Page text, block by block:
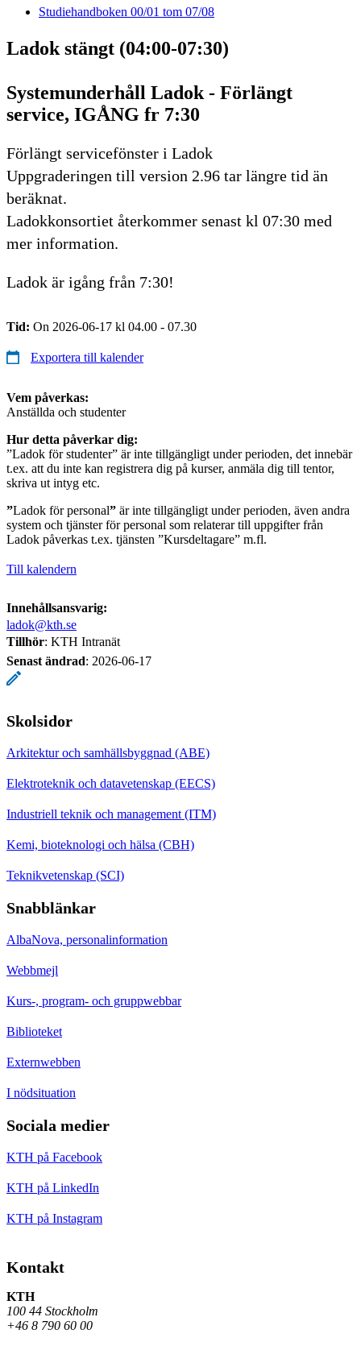
Studiehandboken 00/01 tom 07/08
Ladok stängt (04:00-07:30)
Systemunderhåll Ladok - Förlängt
service, IGÅNG fr 7:30
Förlängt servicefönster i Ladok
Uppgraderingen till version 2.96 tar längre tid än
beräknat.
Ladokkonsortiet återkommer senast kl 07:30 med
mer information.
Ladok är igång från 7:30!
Tid: On 2026-06-17 kl 04.00 - 07.30
Exportera till kalender
Vem påverkas:
Anställda och studenter
Hur detta påverkar dig:
”Ladok för studenter” är inte tillgängligt under perioden, det innebär
t.ex. att du inte kan registrera dig på kurser, anmäla dig till tentor,
skriva ut intyg etc.
”Ladok för personal” är inte tillgängligt under perioden, även andra
system och tjänster för personal som relaterar till uppgifter från
Ladok påverkas t.ex. tjänsten ”Kursdeltagare” m.fl.
Till kalendern
Innehållsansvarig:
ladok@kth.se
Tillhör: KTH Intranät
Senast ändrad: 2026-06-17
Skolsidor
Arkitektur och samhällsbyggnad (ABE)
Elektroteknik och datavetenskap (EECS)
Industriell teknik och management (ITM)
Kemi, bioteknologi och hälsa (CBH)
Teknikvetenskap (SCI)
Snabblänkar
AlbaNova, personalinformation
Webbmejl
Kurs-, program- och gruppwebbar
Biblioteket
Externwebben
I nödsituation
Sociala medier
KTH på Facebook
KTH på LinkedIn
KTH på Instagram
Kontakt
KTH
100 44 Stockholm
+46 8 790 60 00